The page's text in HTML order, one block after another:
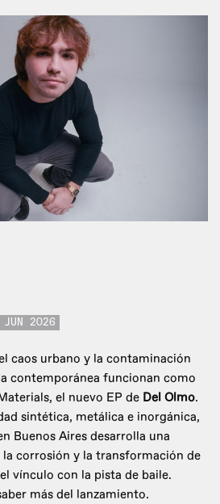
JUN 2026
caos urbano y la contaminación
contemporánea funcionan como
el nuevo EP de Del Olmo.
sintética, metálica e inorgánica,
Buenos Aires desarrolla una
corrosión y la transformación de
vínculo con la pista de baile.
más del lanzamiento.